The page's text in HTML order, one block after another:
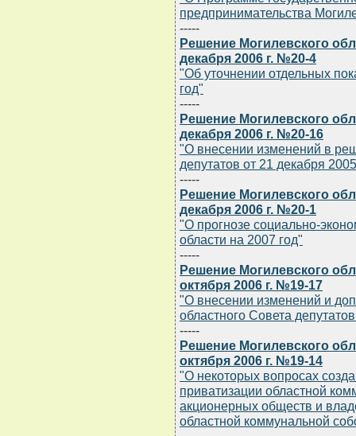
предпринимательства
-----
Решение Могилевского
декабря 2006 г. №20-4
"Об уточнении отдельных
год"
-----
Решение Могилевского
декабря 2006 г. №20-16
"О внесении изменений в
депутатов от 21 декабря
-----
Решение Могилевского
декабря 2006 г. №20-1
"О прогнозе социально-
области на 2007 год"
-----
Решение Могилевского
октября 2006 г. №19-17
"О внесении изменений и
областного Совета
-----
Решение Могилевского
октября 2006 г. №19-14
"О некоторых вопросах
приватизации областной
акционерных обществ и
областной коммунальной